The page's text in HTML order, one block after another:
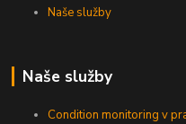
Naše služby
Naše služby
Condition monitoring v